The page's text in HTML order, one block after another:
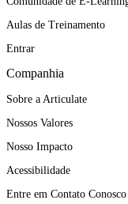
Aulas de Treinamento
Entrar
Companhia
Sobre a Articulate
Nossos Valores
Nosso Impacto
Acessibilidade
Entre em Contato Conosco